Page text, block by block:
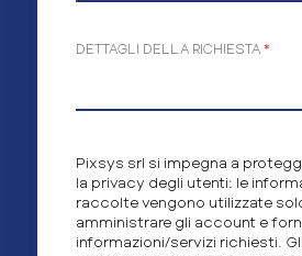
DETTAGLI DELLA RICHIESTA *
Pixsys srl si impegna a
la privacy degli utenti: le
raccolte vengono utilizzate
amministrare gli account e
informazioni/servizi richiesti.